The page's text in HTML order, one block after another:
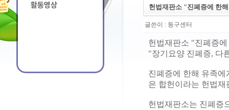
활동영상
헌법재판소 "진폐증에 한
글쓴이 : 동구센터
헌법재판소 "진폐증
"장기요양 진폐증, 다
진폐증에 한해 유족
은 합헌이라는 헌법
헌법재판소는 진폐증